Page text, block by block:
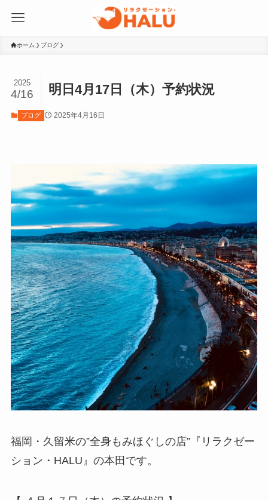
ホーム ブログ
明日4月17日（木）予約状況
2025
4/16
ブログ 2025年4月16日
福岡・久留米の”全身もみほぐしの店”『リラクゼー
ション・HALU』の本田です。